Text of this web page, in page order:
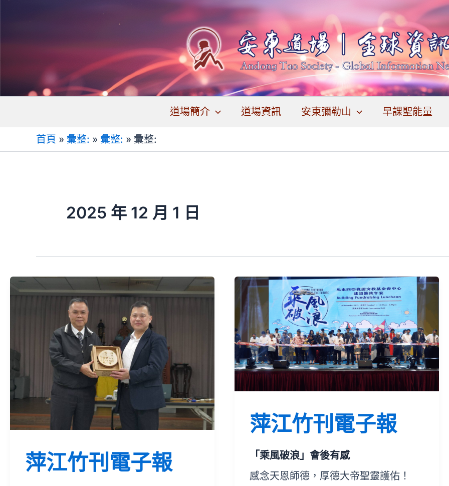
道場簡介
道場資訊 安東彌勒山 早課聖能量
首頁 » 彙整: » 彙整: » 彙整:
2025 年 12 月 1 日
萍江竹刊電子報
萍江竹刊電子報
「乘風破浪」會後有感
感念天恩師德，厚德大帝聖靈護佑！